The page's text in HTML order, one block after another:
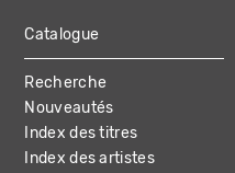
MAIN
NAVIGATION
Catalogue
Recherche
Nouveautés
Index des titres
Index des artistes